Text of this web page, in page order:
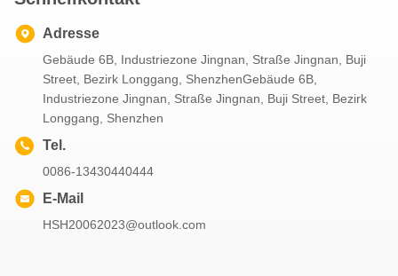
Adresse
Gebäude 6B, Industriezone Jingnan, Straße Jingnan, Buji
Street, Bezirk Longgang, ShenzhenGebäude 6B,
Industriezone Jingnan, Straße Jingnan, Buji Street, Bezirk
Longgang, Shenzhen
Tel.
0086-13430440444
E-Mail
HSH20062023@outlook.com